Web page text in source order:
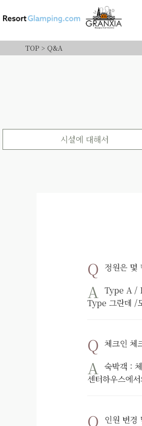
TOP > Q&A
시설에 대해서
정원은 몇
Type A /
Type 그란데 /
체크인 체
숙박객 :
센터하우스에
인원 변경